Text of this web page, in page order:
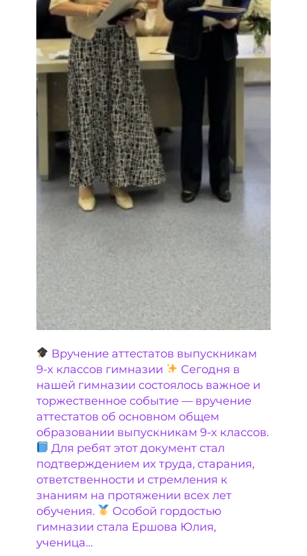
Вручение аттестатов выпускникам
9-х классов гимназии
Сегодня в
нашей гимназии состоялось важное и
торжественное событие — вручение
аттестатов об основном общем
образовании выпускникам 9-х классов.
Для ребят этот документ стал
подтверждением их труда, старания,
ответственности и стремления к
знаниям на протяжении всех лет
обучения.
Особой гордостью
гимназии стала Ершова Юлия,
ученица…